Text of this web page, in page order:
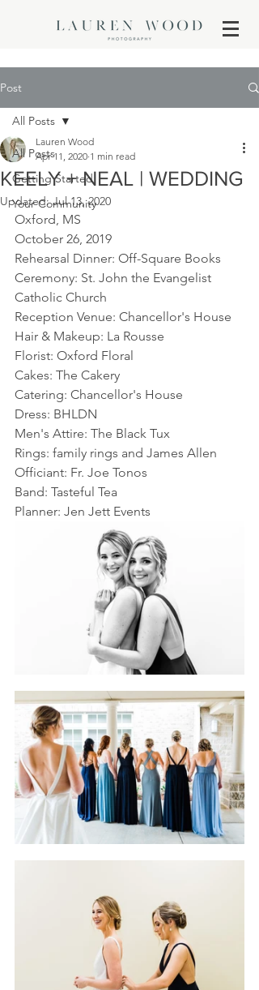
Post
All Posts
Getting Started
Your Community
All Posts
KEELY + NEAL | WEDDING
Lauren Wood
Apr 11, 2020 1 min read
Updated:Jul 13, 2020
Oxford, MS
October 26, 2019
Rehearsal Dinner: Off-Square Books
Ceremony: St. John the Evangelist
Catholic Church
Reception Venue: Chancellor's House
Hair & Makeup: La Rousse
Florist: Oxford Floral
Cakes: The Cakery
Catering: Chancellor's House
Dress: BHLDN
Men's Attire: The Black Tux
Rings: family rings and James Allen
Officiant: Fr. Joe Tonos
Band: Tasteful Tea
Planner: Jen Jett Events